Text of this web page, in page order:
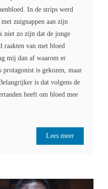
In de strips werd
zuignappen aan zijn
niet zo zijn dat de jonge
raakten van met bloed
mij dan af waarom er
protagonist is gekozen, maar
is dat volgens de
heeft om bloed mee
Lees meer